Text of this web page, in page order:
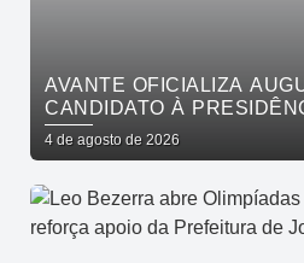
AVANTE OFICIALIZA
CANDIDATO À
4 de agosto de 2026